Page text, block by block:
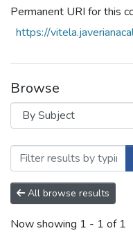
Permanent URI for this
https://
Browse
Browsing
All browse results
Now showing 1 - 1 of 1